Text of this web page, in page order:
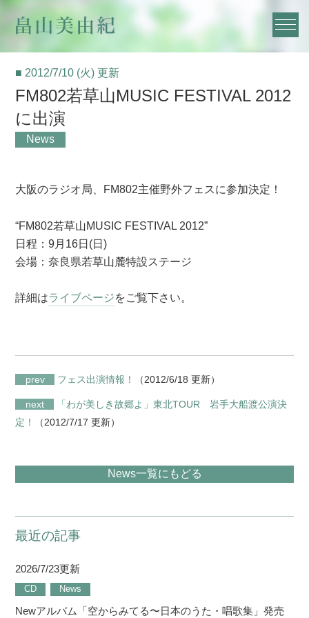
■ 2012/7/10 (火) 更新
FM802若草山MUSIC FESTIVAL 2012
に出演
News
大阪のラジオ局、FM802主催野外フェスに参加決定！
“FM802若草山MUSIC FESTIVAL 2012”
日程：9月16日(日)
会場：奈良県若草山麓特設ステージ
詳細はライブページをご覧下さい。
prev フェス出演情報！ （2012/6/18 更新）
next
「わが美しき故郷よ」東北TOUR 岩手大船渡公演決
定！
（2012/7/17 更新）
News一覧にもどる
最近の記事
2026/7/23更新
CD News
Newアルバム「空からみてる〜日本のうた・唱歌集」発売